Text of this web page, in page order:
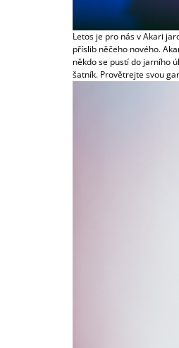
Letos je pro nás v Akari
příslib něčeho nového.
někdo se pustí do jarního
šatník. Provětrejte svou